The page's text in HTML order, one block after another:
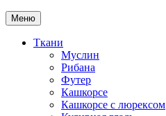
Меню
Ткани
Муслин
Рибана
Футер
Кашкорсе
Кашкорсе с люрексом